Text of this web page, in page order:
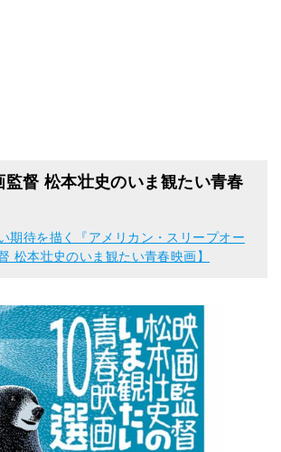
監督 松本壮史のいま観たい青春
期待を描く『アメリカン・スリープオー
松本壮史のいま観たい青春映画】